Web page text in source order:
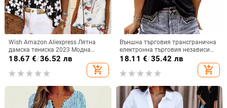
Wish Amazon Aliexpress Лятна
дамска тениска 2023 Модна
модерна щампована потник
Дамска мода Универсална
18.67 €/36.52 лв
add_shopping_cart
Външна търговия трансгранична
електронна търговия независима
станция Amazon Amazon нова
памучна дамска тениска
18.11 €/35.42 лв
add_shopping_cart